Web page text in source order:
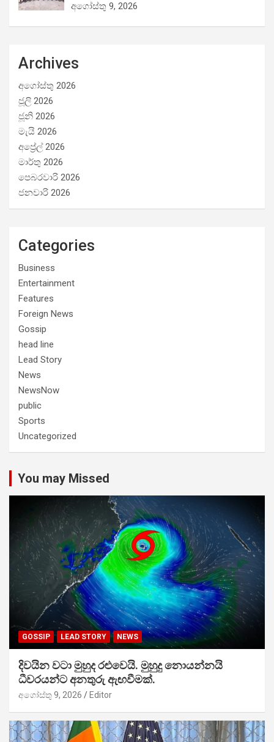
අගෝස්තු 9, 2026
Archives
අගෝස්තු 2026
ජූලි 2026
ජූනි 2026
මැයි 2026
අප්‍රේල් 2026
මාර්තු 2026
පෙබරවාරි 2026
ජනවාරි 2026
Categories
Business
Entertainment
Features
Foreign News
Gossip
head line
Lead Story
News
NewsNow
public
Sports
Uncategorized
You may Missed
GOSSIP LEAD STORY NEWS
දිවයින වටා මුහුද රළුවෙයි. මුහුදු නොයන්නයි
ධීවරයන්ට අනතුරු ඇඟවීමක්.
අගෝස්තු 9, 2026 Editor